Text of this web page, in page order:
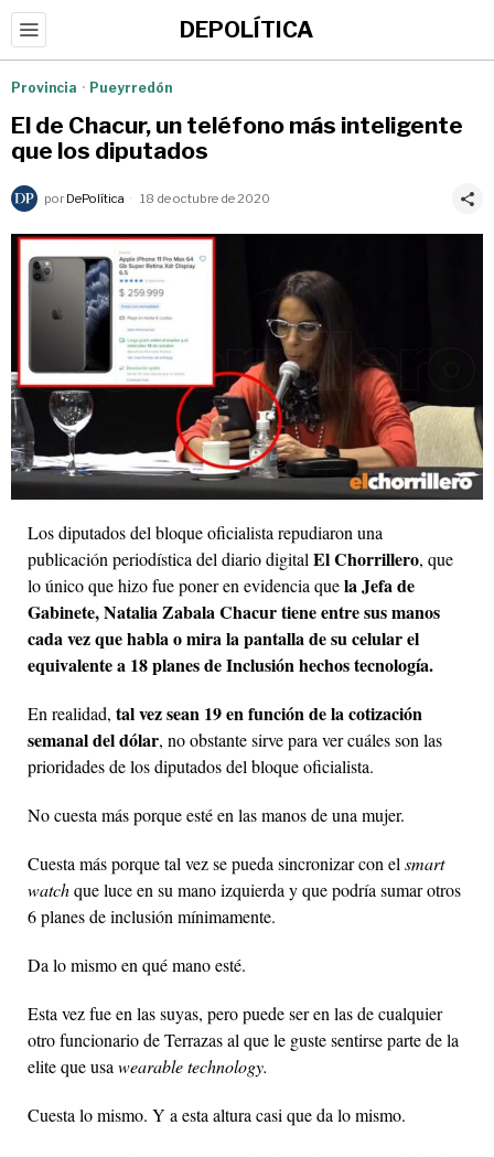
DEPOLÍTICA
Provincia · Pueyrredón
El de Chacur, un teléfono más inteligente
que los diputados
por DePolítica 18 de octubre de 2020
Los diputados del bloque oficialista repudiaron una
publicación periodística del diario digitalEl Chorrillero, que
lo único que hizo fue poner en evidencia quela Jefa de
Gabinete, Natalia Zabala Chacur tiene entre sus manos
cada vez que habla o mira la pantalla de su celular el
equivalente a 18 planes de Inclusión hechos tecnología.
En realidad, tal vez sean 19 en función de la cotización
semanal del dólar, no obstante sirve para ver cuáles son las
prioridades de los diputados del bloque oficialista.
No cuesta más porque esté en las manos de una mujer.
Cuesta más porque tal vez se pueda sincronizar con elsmart
watchque luce en su mano izquierda y que podría sumar otros
6 planes de inclusión mínimamente.
Da lo mismo en qué mano esté.
Esta vez fue en las suyas, pero puede ser en las de cualquier
otro funcionario de Terrazas al que le guste sentirse parte de la
elite que usawearable technology.
Cuesta lo mismo. Y a esta altura casi que da lo mismo.